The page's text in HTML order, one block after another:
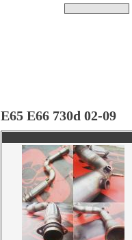
E65 E66 730d 02-09